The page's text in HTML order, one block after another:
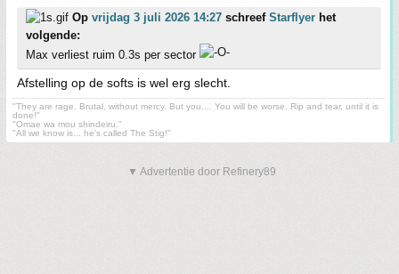
Op vrijdag 3 juli 2026 14:27 schreef Starflyer het
volgende:
Max verliest ruim 0.3s per sector
Afstelling op de softs is wel erg slecht.
"They are rage. Brutal, without mercy. But you.... You will be worse. Rip and tear, until it is
done!"
"Omae wa mou shindeiru."
"All we know is... he's called The Stig!"
▼ Advertentie door Refinery89